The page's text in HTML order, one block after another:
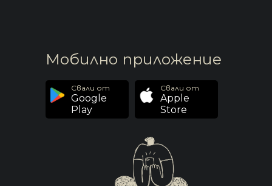
Мобилно приложение
Свали от
Google
Play
Свали от
Apple
Store